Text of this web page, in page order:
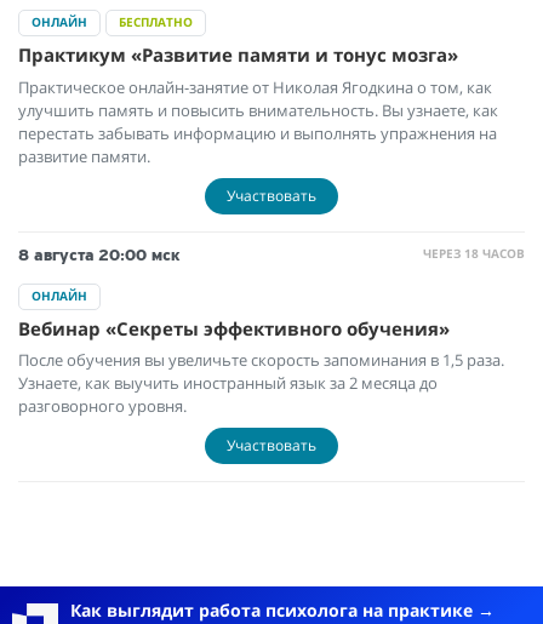
ОНЛАЙН БЕСПЛАТНО
Практикум «Развитие памяти и тонус мозга»
Практическое онлайн-занятие от Николая Ягодкина о том, как
улучшить память и повысить внимательность. Вы узнаете, как
перестать забывать информацию и выполнять упражнения на
развитие памяти.
Участвовать
ЧЕРЕЗ 18 ЧАСОВ
8 августа 20:00 мск
ОНЛАЙН
Вебинар «Секреты эффективного обучения»
После обучения вы увеличьте скорость запоминания в 1,5 раза.
Узнаете, как выучить иностранный язык за 2 месяца до
разговорного уровня.
Участвовать
Как выглядит работа психолога на практике